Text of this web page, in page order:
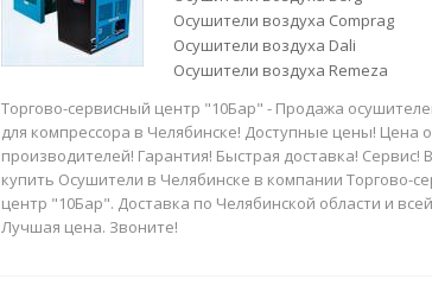
Осушители воздуха Comprag
Осушители воздуха Dali
Осушители воздуха Remeza
Торгово-сервисный центр "10Бар" - Продажа
для компрессора в Челябинске! Доступные цены! Цена
производителей! Гарантия! Быстрая доставка! Сервис!
купить Осушители в Челябинске в компании Торгово-
центр "10Бар". Доставка по Челябинской области и
Лучшая цена. Звоните!